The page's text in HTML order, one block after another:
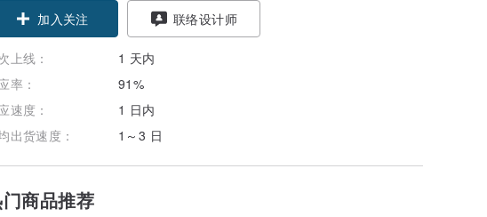
加入关注 联络设计师
上线：
1 天内
率：
91%
速度：
1 日内
出货速度：
1～3 日
商品推荐